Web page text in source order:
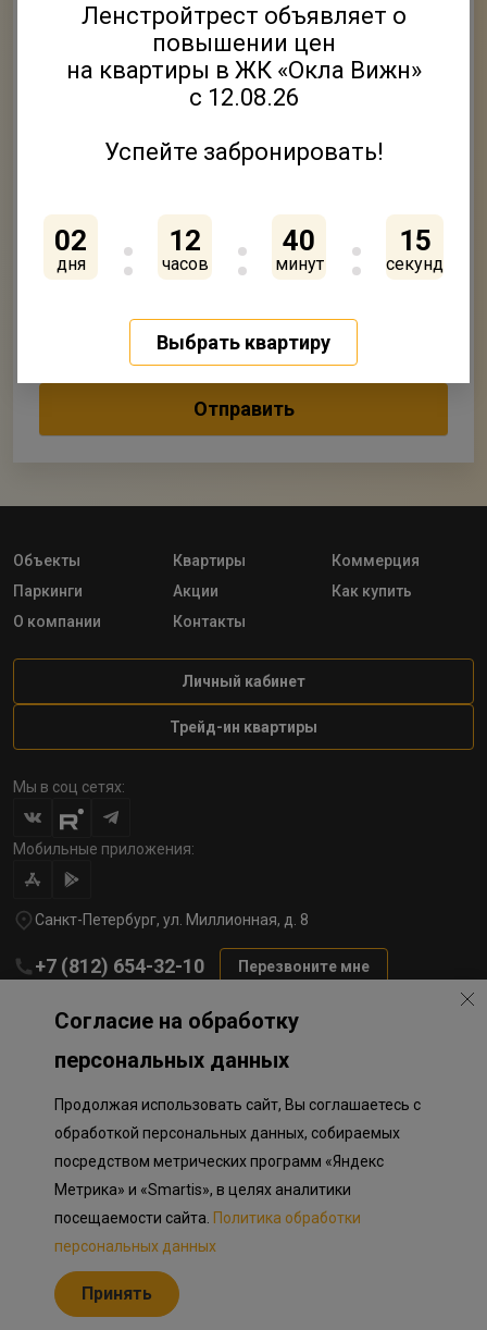
Приложить файлы
Приложить файлы
ФАЙЛ
Нажимая кнопку «Отправить» вы подтверждаете своё
согласие на
обработку персональных данных
Согласен на получение
Объекты Квартиры
Коммерция
Паркинги
Акции
Как купить
О компании
Контакты
Личный кабинет
Трейд-ин квартиры
Мы в соц сетях:
Мобильные приложения:
Санкт-Петербург, ул. Миллионная, д. 8
+7 (812) 654-32-10 Перезвоните мне
Политика обработки персональных данных
Информация о плановом направлении средств
на строительство соц.объектов в Окле
Приложение к программе лояльности
Разработка сайта «Пикмедиа»
Информация, представленная на сайте, носит исключительно
ознакомительный характер, не является публичной офертой,
Российской Федерации. Представленные изображения объектов
долевого строительства носят предварительный ознакомительный
характер и могут отличаться от фактических проектных решений,
Ленстройтрест объявляет о
повышении цен
на квартиры в ЖК «Окла Вижн»
с 12.08.26
Успейте забронировать!
02
дня
12
часов
40
минут
15
секунд
Выбрать квартиру
Согласие на обработку
персональных данных
Продолжая использовать сайт, Вы соглашаетесь с
обработкой персональных данных, собираемых
посредством метрических программ «Яндекс
Метрика» и «Smartis», в целях аналитики
посещаемости сайта. Политика обработки
персональных данных
Принять